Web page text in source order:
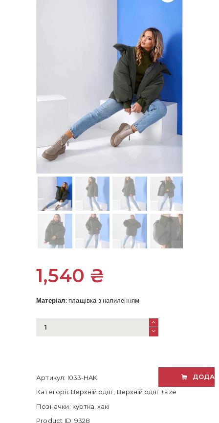
1,540 ₴
Матеріал:плащівка з напиленням
водовідштовхувальна
Артикул: I033-HAK
Категорії: Верхній одяг, Верхній одяг +size
Позначки: куртка ,хакі
Product ID:9328